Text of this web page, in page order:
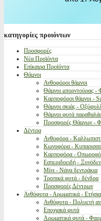
κατηγορίες προιόντων
Προσφορές
Νέα Προϊόντα
Επίκαιρα Προϊόντα
Θάμνοι
Ανθοφόροι θάμνοι
Θάμνοι μπορντούρας -
Καρποφόροι θάμνοι -
Θάμνοι σκιάς -
Θάμνοι φυτά
Προσφορές Θάμνων -
Δέντρα
Ανθοφόρα -
Κωνοφόρα -
Καρποφόρα -
Εσπεριδοειδή -
Μίνι - Νάνα δεντράκια
Τροπικά φυτά - δένδρα
Προσφορές Δέντρων
Ανθόφυτα - Αρωματικά - Ετήσια
Ανθόφυτα - Πολυετή
Εποχιακά φυτά
Αρωματικά φυτά -